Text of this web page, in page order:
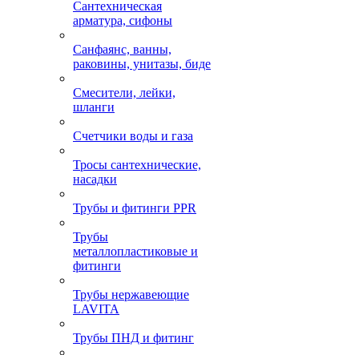
Сантехническая
арматура, сифоны
Санфаянс, ванны,
раковины, унитазы, биде
Смесители, лейки,
шланги
Счетчики воды и газа
Тросы сантехнические,
насадки
Трубы и фитинги PPR
Трубы
металлопластиковые и
фитинги
Трубы нержавеющие
LAVITA
Трубы ПНД и фитинг